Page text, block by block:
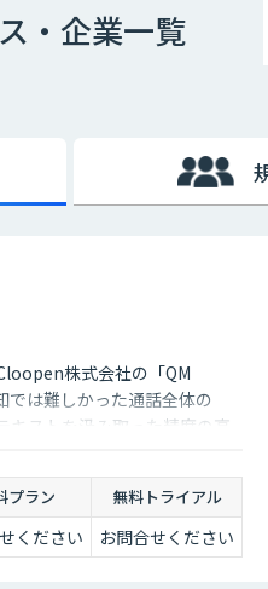
・企業一覧
株式会社の「QM
は難しかった通話全体の
キストを汲み取った精度の高
プラン 無料トライアル
ください お問合せください